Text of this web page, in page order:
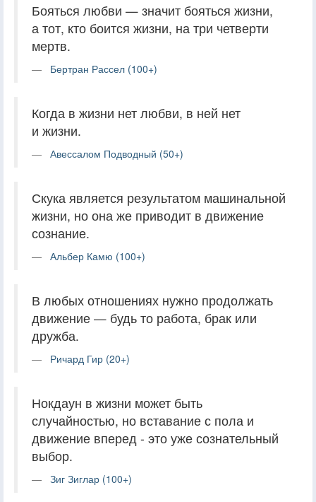
Бояться любви — значит бояться жизни,
а тот, кто боится жизни, на три четверти
мертв.
Бертран Рассел (100+)
Когда в жизни нет любви, в ней нет
и жизни.
Авессалом Подводный (50+)
Скука является результатом машинальной
жизни, но она же приводит в движение
сознание.
Альбер Камю (100+)
В любых отношениях нужно продолжать
движение — будь то работа, брак или
дружба.
Ричард Гир (20+)
Нокдаун в жизни может быть
случайностью, но вставание с пола и
движение вперед - это уже сознательный
выбор.
Зиг Зиглар (100+)